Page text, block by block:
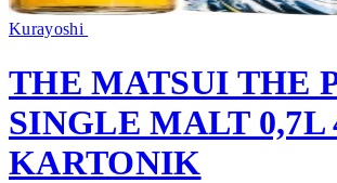
Kurayoshi
THE MATSUI THE
SINGLE MALT 0,7L
KARTONIK